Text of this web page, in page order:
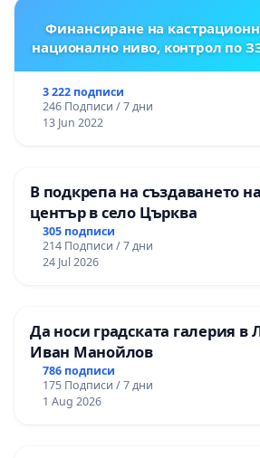
Финансиране на
национално ниво, контрол по
3 222 подписи
246 Подписи / 7 дни
13 Jun 2022
В подкрепа на създаването
център в село Църква
305 подписи
214 Подписи / 7 дни
24 Jul 2026
Да носи градската галерия в
Иван Манойлов
786 подписи
175 Подписи / 7 дни
1 Aug 2026